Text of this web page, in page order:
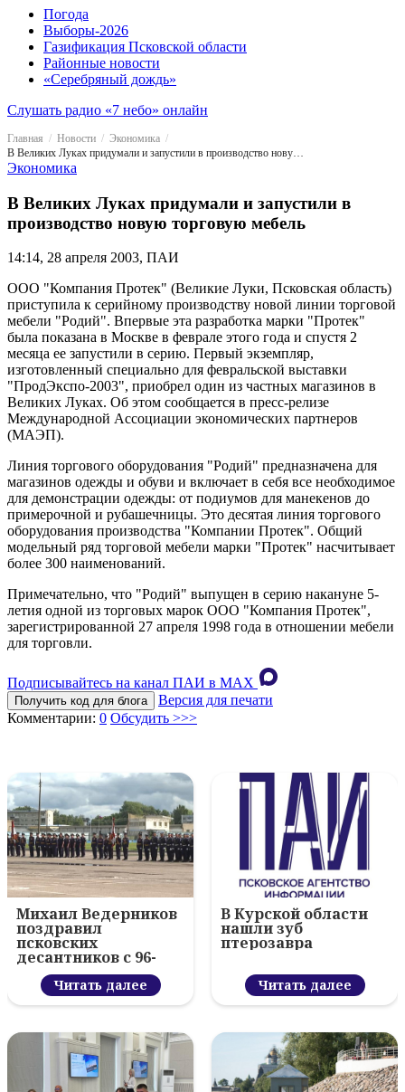
Погода
Выборы-2026
Газификация Псковской области
Районные новости
«Серебряный дождь»
Слушать радио «7 небо» онлайн
Главная Новости
Экономика
В Великих Луках придумали и запустили в производство новую торговую мебель
Экономика
В Великих Луках придумали и запустили в
производство новую торговую мебель
14:14, 28 апреля 2003, ПАИ
ООО "Компания Протек" (Великие Луки, Псковская область)
приступила к серийному производству новой линии торговой
мебели "Родий". Впервые эта разработка марки "Протек"
была показана в Москве в феврале этого года и спустя 2
месяца ее запустили в серию. Первый экземпляр,
изготовленный специально для февральской выставки
"ПродЭкспо-2003", приобрел один из частных магазинов в
Великих Луках. Об этом сообщается в пресс-релизе
Международной Ассоциации экономических партнеров
(МАЭП).
Линия торгового оборудования "Родий" предназначена для
магазинов одежды и обуви и включает в себя все необходимое
для демонстрации одежды: от подиумов для манекенов до
примерочной и рубашечницы. Это десятая линия торгового
оборудования производства "Компании Протек". Общий
модельный ряд торговой мебели марки "Протек" насчитывает
более 300 наименований.
Примечательно, что "Родий" выпущен в серию накануне 5-
летия одной из торговых марок ООО "Компания Протек",
зарегистрированной 27 апреля 1998 года в отношении мебели
для торговли.
Подписывайтесь на канал ПАИ в MAХ
Получить код для блога
Версия для печати
Комментарии: 0 Обсудить >>>
Михаил Ведерников
поздравил
псковских
десантников с 96-
летием ВДВ и
вручил награды
Читать далее
В Курской области
нашли зуб
птерозавра
Читать далее